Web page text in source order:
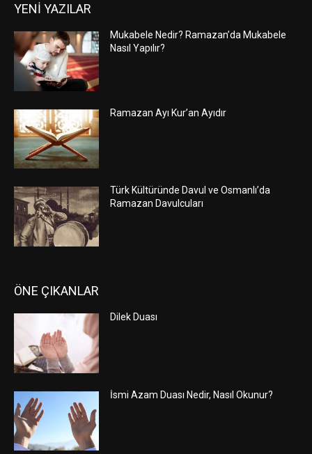
YENİ YAZILAR
Mukabele Nedir? Ramazan’da Mukabele
Nasıl Yapılır?
Ramazan Ayı Kur’an Ayıdır
Türk Kültüründe Davul ve Osmanlı’da
Ramazan Davulcuları
ÖNE ÇIKANLAR
Dilek Duası
İsmi Azam Duası Nedir, Nasıl Okunur?